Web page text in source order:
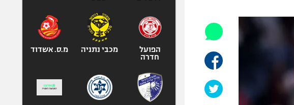
אופניים
ספורט מוטורי
כדורמים
בייסבול MLB
ספורט אתגרי
הפועל
חדרה
מכבי נתניה מ.ס. אשדוד